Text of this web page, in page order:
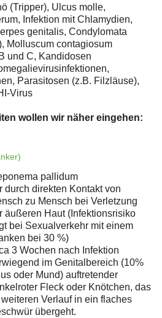
(Tripper), Ulcus molle,
Infektion mit Chlamydien,
genitalis, Condylomata
Molluscum contagiosum
und C, Kandidosen
Parasitosen (z.B. Filzläuse),
Virus
wollen wir näher eingehen:
pallidum
durch direkten Kontakt von
zu Mensch bei Verletzung
äußeren Haut (Infektionsrisiko
bei Sexualverkehr mit einem
bei 30 %)
3 Wochen nach Infektion
im Genitalbereich (10%
oder Mund) auftretender
Fleck oder Knötchen, das
weiteren Verlauf in ein flaches
übergeht.